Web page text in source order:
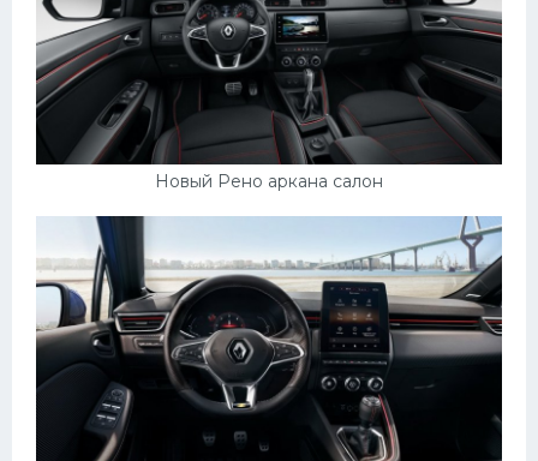
Новый Рено аркана салон